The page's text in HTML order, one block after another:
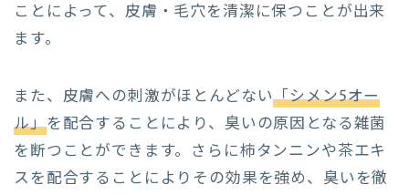
ことによって、皮膚・毛穴を清潔に保つことが出来
ます。
また、皮膚への刺激がほとんどない「シメン5オー
ル」を配合することにより、臭いの原因となる雑菌
を断つことができます。さらに柿タンニンや茶エキ
スを配合することによりその効果を強め、臭いを徹